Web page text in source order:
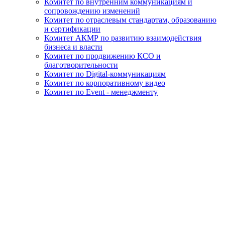
Комитет по внутренним коммуникациям и
сопровождению изменений
Комитет по отраслевым стандартам, образованию
и сертификации
Комитет АКМР по развитию взаимодействия
бизнеса и власти
Комитет по продвижению КСО и
благотворительности
Комитет по Digital-коммуникациям
Комитет по корпоративному видео
Комитет по Event - менеджменту